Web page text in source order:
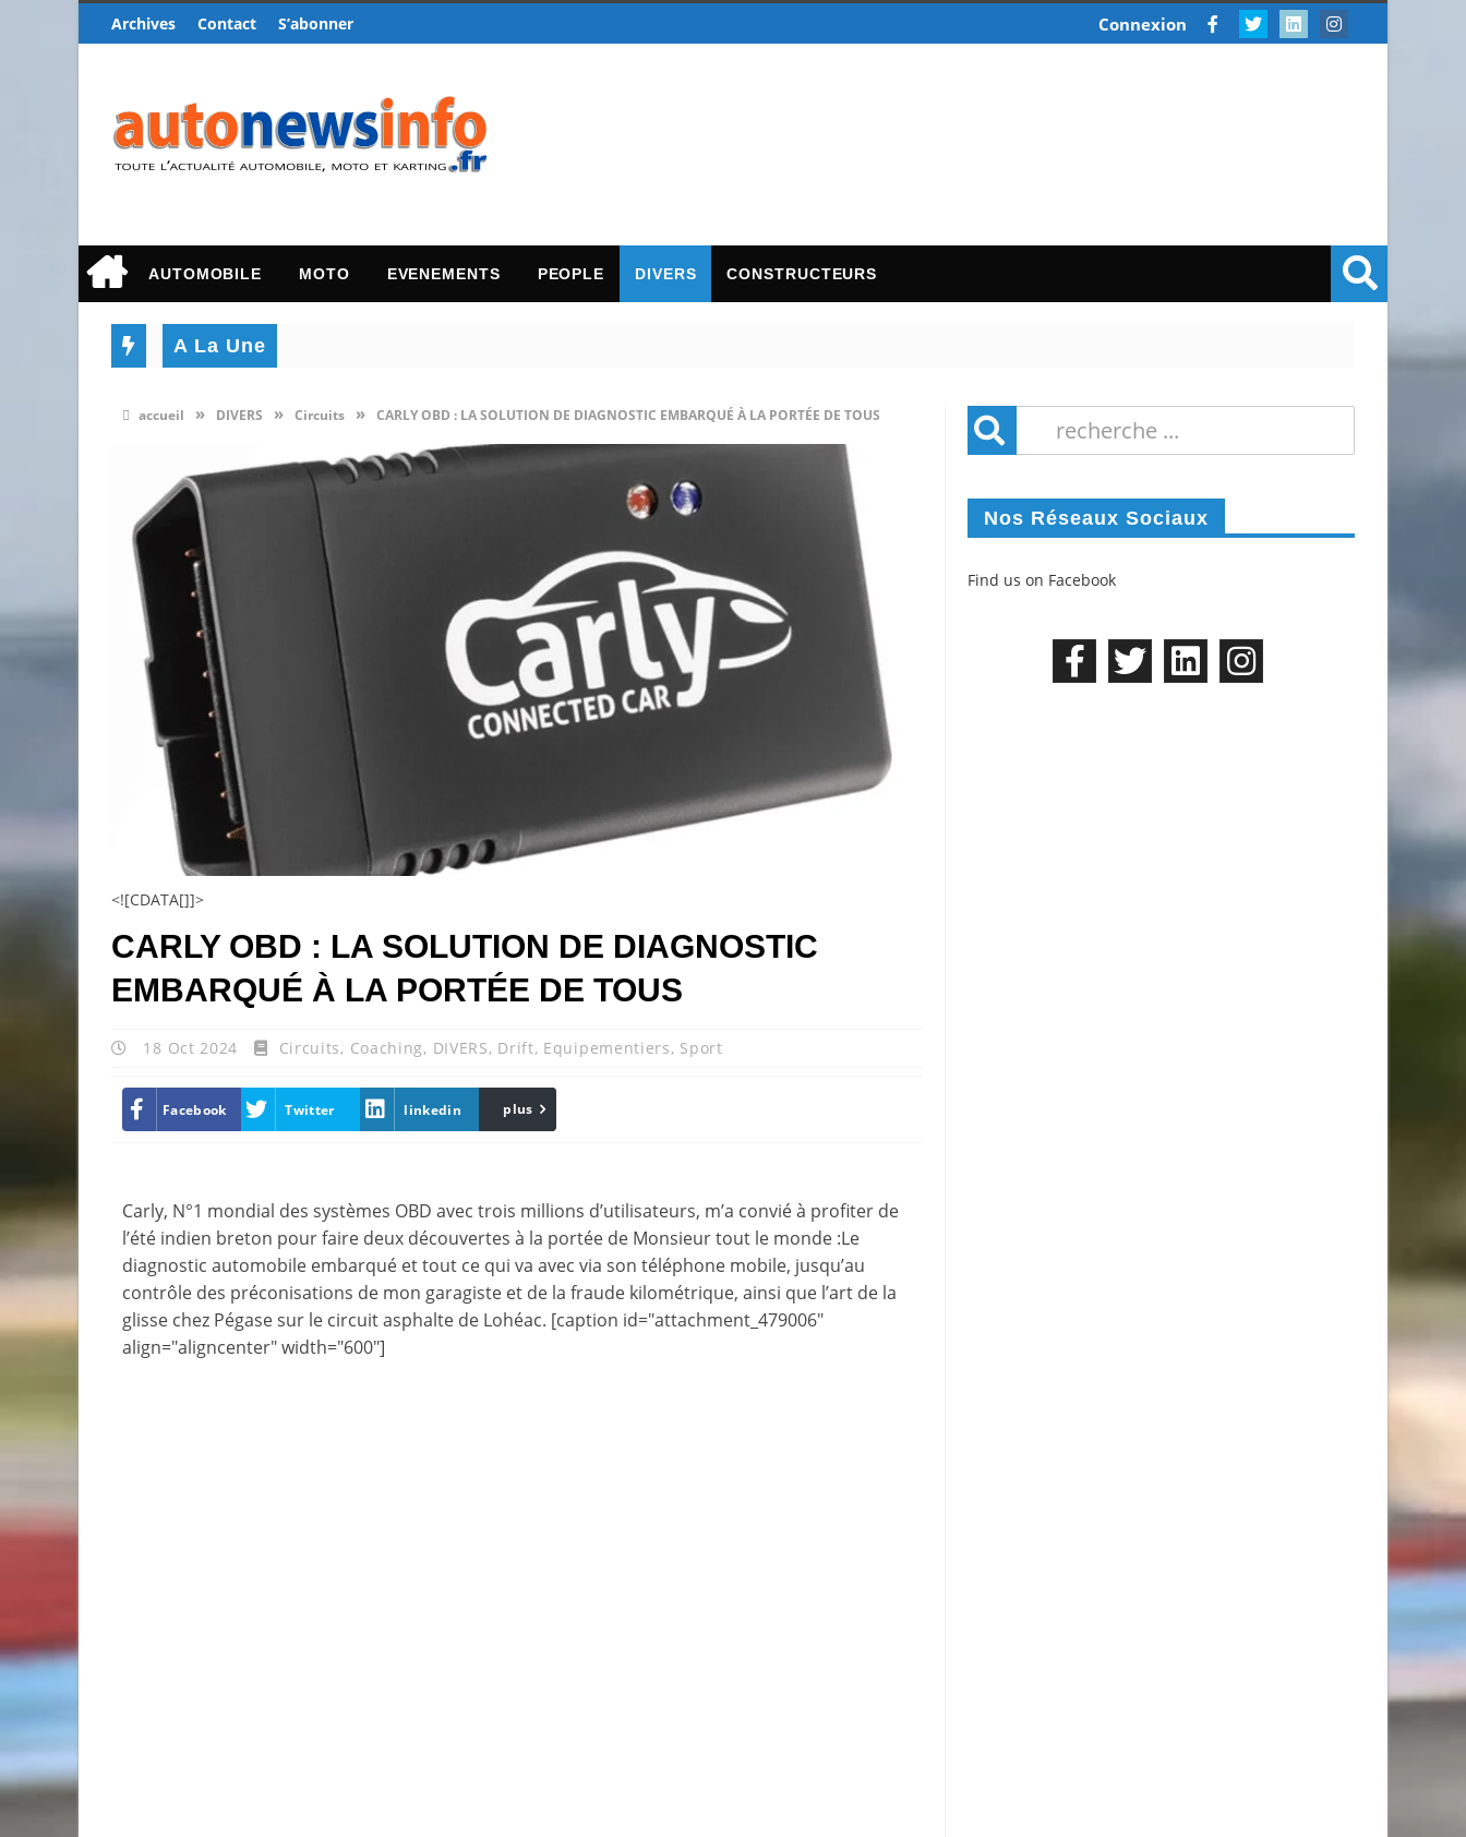
Archives Contact S’abonner Connexion
AUTOMOBILE MOTO EVENEMENTS PEOPLE DIVERS CONSTRUCTEURS
A La Une
accueil » DIVERS » Circuits » CARLY OBD : LA SOLUTION DE DIAGNOSTIC EMBARQUÉ À LA PORTÉE DE TOUS
<![CDATA[]]>
CARLY OBD : LA SOLUTION DE DIAGNOSTIC
EMBARQUÉ À LA PORTÉE DE TOUS
18 Oct 2024 Circuits, Coaching, DIVERS, Drift, Equipementiers, Sport
Facebook Twitter linkedin Email
plus
Carly, N°1 mondial des systèmes OBD avec trois millions d’utilisateurs, m’a convié à profiter de
l’été indien breton pour faire deux découvertes à la portée de Monsieur tout le monde :Le
diagnostic automobile embarqué et tout ce qui va avec via son téléphone mobile, jusqu’au
contrôle des préconisations de mon garagiste et de la fraude kilométrique, ainsi que l’art de la
glisse chez Pégase sur le circuit asphalte de Lohéac. [caption id="attachment_479006"
align="aligncenter" width="600"]
Nos Réseaux Sociaux
Find us on Facebook